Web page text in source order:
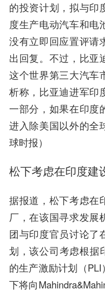
的投资计划，拟与印
度生产电动汽车和电
没有立即回应置评请
出回复。不过，比亚
这个世界第三大汽车
析称，比亚迪进军印
一部分，如果在印度
进入除美国以外的全
球时报）
松下考虑在印度建
据报道，松下考虑在
厂，在该国寻求发展
团与印度官员讨论了
划，该公司考虑根据
的生产激励计划（
下将向